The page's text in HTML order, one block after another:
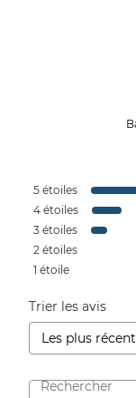
5étoiles
4étoiles
3étoiles
2étoiles
1étoile
Trier les avis